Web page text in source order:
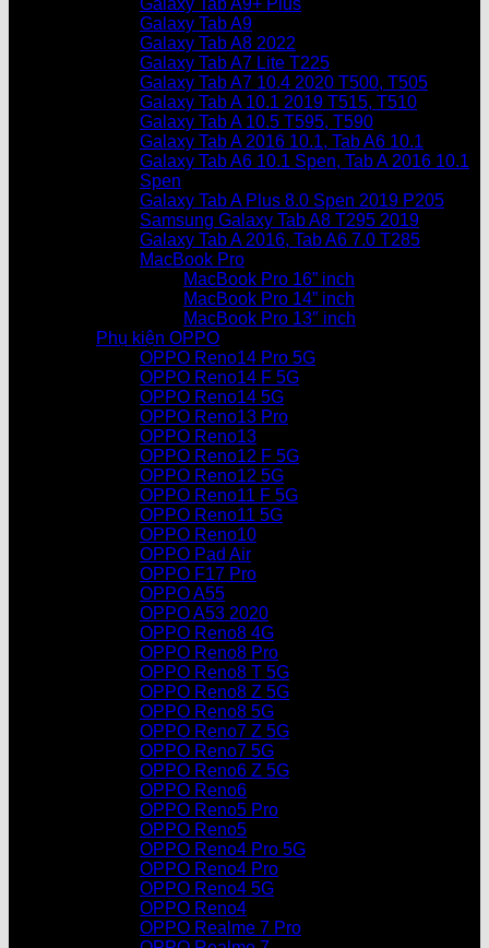
Galaxy Tab A9+ Plus
Galaxy Tab A9
Galaxy Tab A8 2022
Galaxy Tab A7 Lite T225
Galaxy Tab A7 10.4 2020 T500, T505
Galaxy Tab A 10.1 2019 T515, T510
Galaxy Tab A 10.5 T595, T590
Galaxy Tab A 2016 10.1, Tab A6 10.1
Galaxy Tab A6 10.1 Spen, Tab A 2016 10.1
Spen
Galaxy Tab A Plus 8.0 Spen 2019 P205
Samsung Galaxy Tab A8 T295 2019
Galaxy Tab A 2016, Tab A6 7.0 T285
MacBook Pro
MacBook Pro 16” inch
MacBook Pro 14” inch
MacBook Pro 13″ inch
Phụ kiện OPPO
OPPO Reno14 Pro 5G
OPPO Reno14 F 5G
OPPO Reno14 5G
OPPO Reno13 Pro
OPPO Reno13
OPPO Reno12 F 5G
OPPO Reno12 5G
OPPO Reno11 F 5G
OPPO Reno11 5G
OPPO Reno10
OPPO Pad Air
OPPO F17 Pro
OPPO A55
OPPO A53 2020
OPPO Reno8 4G
OPPO Reno8 Pro
OPPO Reno8 T 5G
OPPO Reno8 Z 5G
OPPO Reno8 5G
OPPO Reno7 Z 5G
OPPO Reno7 5G
OPPO Reno6 Z 5G
OPPO Reno6
OPPO Reno5 Pro
OPPO Reno5
OPPO Reno4 Pro 5G
OPPO Reno4 Pro
OPPO Reno4 5G
OPPO Reno4
OPPO Realme 7 Pro